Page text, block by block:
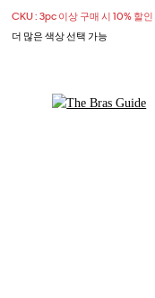
CKU : 3pc 이상 구매 시 10% 할인
더 많은 색상 선택 가능